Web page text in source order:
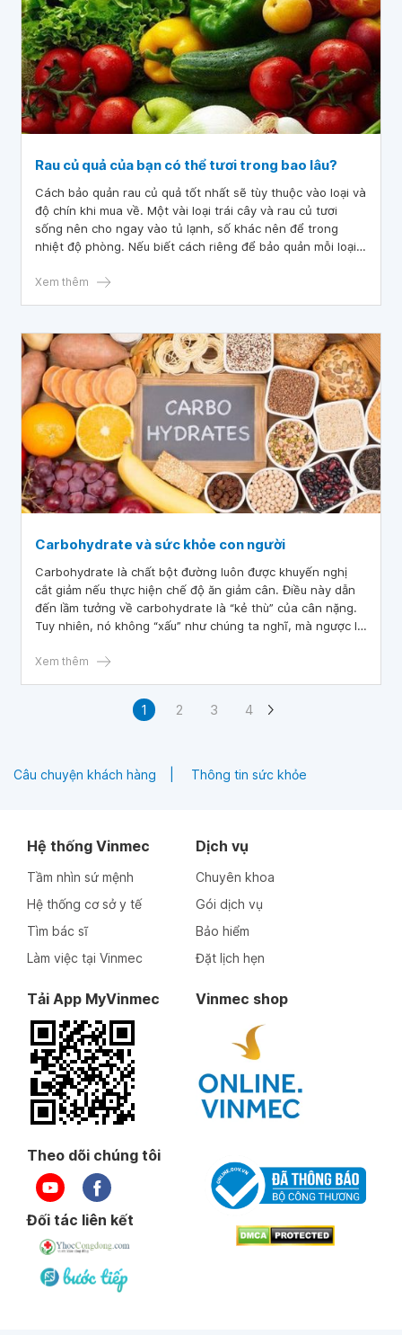
Rau củ quả của bạn có thể tươi trong bao lâu?
Cách bảo quản rau củ quả tốt nhất sẽ tùy thuộc vào loại và
độ chín khi mua về. Một vài loại trái cây và rau củ tươi
sống nên cho ngay vào tủ lạnh, số khác nên để trong
nhiệt độ phòng. Nếu biết cách riêng để bảo quản mỗi loại,
Xem thêm
Carbohydrate và sức khỏe con người
Carbohydrate là chất bột đường luôn được khuyến nghị
cắt giảm nếu thực hiện chế độ ăn giảm cân. Điều này dẫn
đến lầm tưởng về carbohydrate là “kẻ thù” của cân nặng.
Tuy nhiên, nó không “xấu” như chúng ta nghĩ, mà ngược lại
Xem thêm
1 2 3 4
Câu chuyện khách hàng Thông tin sức khỏe
Hệ thống Vinmec
Tầm nhìn sứ mệnh
Hệ thống cơ sở y tế
Tìm bác sĩ
Làm việc tại Vinmec
Dịch vụ
Chuyên khoa
Gói dịch vụ
Bảo hiểm
Đặt lịch hẹn
Tải App MyVinmec Vinmec shop
Theo dõi chúng tôi
Đối tác liên kết